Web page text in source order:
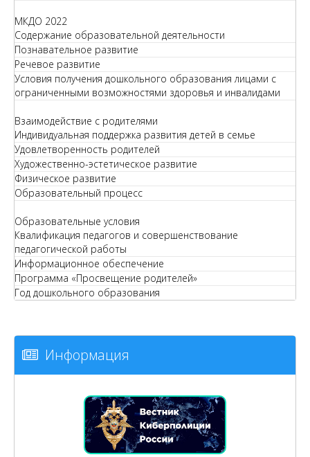
МКДО 2022
Содержание образовательной деятельности
Познавательное развитие
Речевое развитие
Условия получения дошкольного образования лицами с
ограниченными возможностями здоровья и инвалидами
Взаимодействие с родителями
Индивидуальная поддержка развития детей в семье
Удовлетворенность родителей
Художественно-эстетическое развитие
Физическое развитие
Образовательный процесс
Образовательные условия
Квалификация педагогов и совершенствование
педагогической работы
Информационное обеспечение
Программа «Просвещение родителей»
Год дошкольного образования
Информация